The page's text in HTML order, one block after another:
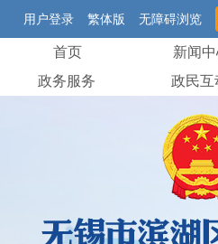
用户登录 繁体版 无障碍浏览
首页 新闻
政务服务
政民互